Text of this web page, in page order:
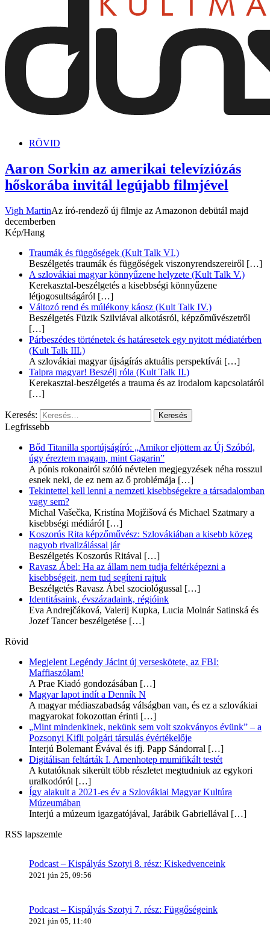
RÖVID
Aaron Sorkin az amerikai televíziózás
hőskorába invitál legújabb filmjével
Vigh MartinAz író-rendező új filmje az Amazonon debütál majd
decemberben
Kép/Hang
Traumák és függőségek (Kult Talk VI.)
Beszélgetés traumák és függőségek viszonyrendszereiről […]
A szlovákiai magyar könnyűzene helyzete (Kult Talk V.)
Kerekasztal-beszélgetés a kisebbségi könnyűzene
létjogosultságáról […]
Változó rend és múlékony káosz (Kult Talk IV.)
Beszélgetés Füzik Szilviával alkotásról, képzőművészetről
[…]
Párbeszédes történetek és határesetek egy nyitott médiatérben
(Kult Talk III.)
A szlovákiai magyar újságírás aktuális perspektívái […]
Talpra magyar! Beszélj róla (Kult Talk II.)
Kerekasztal-beszélgetés a trauma és az irodalom kapcsolatáról
[…]
Keresés:
Legfrissebb
Bőd Titanilla sportújságíró: „Amikor eljöttem az Új Szóból,
úgy éreztem magam, mint Gagarin”
A pónis rokonairól szóló névtelen megjegyzések néha rosszul
esnek neki, de ez nem az ő problémája […]
Tekintettel kell lenni a nemzeti kisebbségekre a társadalomban
vagy sem?
Michal Vašečka, Kristína Mojžišová és Michael Szatmary a
kisebbségi médiáról […]
Koszorús Rita képzőművész: Szlovákiában a kisebb közeg
nagyob rivalizálással jár
Beszélgetés Koszorús Ritával […]
Ravasz Ábel: Ha az állam nem tudja feltérképezni a
kisebbségeit, nem tud segíteni rajtuk
Beszélgetés Ravasz Ábel szociológussal […]
Identitásaink, évszázadaink, régióink
Eva Andrejčáková, Valerij Kupka, Lucia Molnár Satinská és
Jozef Tancer beszélgetése […]
Rövid
Megjelent Legéndy Jácint új verseskötete, az FBI:
Maffiaszólam!
A Prae Kiadó gondozásában […]
Magyar lapot indít a Denník N
A magyar médiaszabadság válságban van, és ez a szlovákiai
magyarokat fokozottan érinti […]
„Mint mindenkinek, nekünk sem volt szokványos évünk” – a
Pozsonyi Kifli polgári társulás évértékelője
Interjú Bolemant Évával és ifj. Papp Sándorral […]
Digitálisan feltárták I. Amenhotep mumifikált testét
A kutatóknak sikerült több részletet megtudniuk az egykori
uralkodóról […]
Így alakult a 2021-es év a Szlovákiai Magyar Kultúra
Múzeumában
Interjú a múzeum igazgatójával, Jarábik Gabriellával […]
RSS lapszemle
Podcast – Kispályás Szotyi 8. rész: Kiskedvenceink
2021 jún 25, 09:56
Podcast – Kispályás Szotyi 7. rész: Függőségeink
2021 jún 05, 11:40